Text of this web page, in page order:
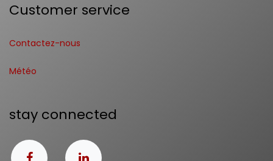
Customer service
Contactez-nous
Météo
stay connected